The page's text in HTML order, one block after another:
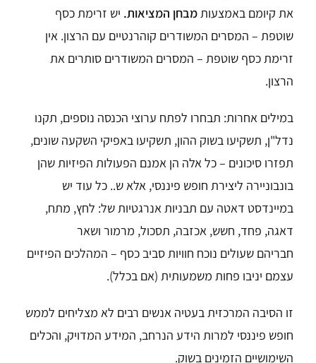
את קיומם באמצעותמבחן המציאות. יש זרימת כסף
שוטפת – המסרים המשודרים קוהרנטיים עם הרצון. אין
זרימת כסף שוטפת – המסרים המשודרים סותרים את
הרצון.
במילים אחרות: תבחרו לפתח ערוצי הכנסה נוספים, תקנו
נדל"ן, תשקיעו בשוק ההון, תשקיעו באפיקי השקעה שונים,
תפזרו סיכונים –כל אלה הן אמנם הפעולות הפיזיות שהן
בונבוניירה ליצירת חופש פיננסי,אלא ש..כל עוד יש
במיינדסט דאטה עם תבניות אנרגטיות של: לחץ, מתח,
דאגה, פחד, חשש, אכזבה, תסכול, מרמור ושאר
חבריהםשעולים נוכח חוויות סביב כסף – המהלכים הפיזיים
עצמם יניבו פחות משמעותית (אם בכלל).
זו הסיבה המרכזית בעטיה אנשים רבים לא מצליחים לממש
חופש פיננסי למרות הידע הנרחב, המידע המדויק, והכלים
השימושיים הזמינים בשוק.